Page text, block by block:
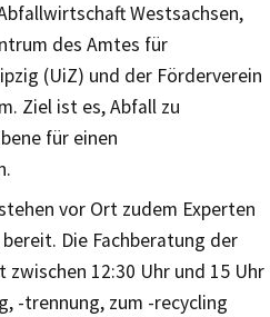
Westsachsen,
des Amtes für
(UiZ) und der Förderverein
Ziel ist es, Abfall zu
für einen
vor Ort zudem Experten
Die Fachberatung der
12:30 Uhr und 15 Uhr
-trennung, zum -recycling